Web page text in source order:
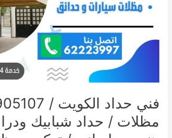
مظلات / حداد شبابيك
حداد
شبابيك
ودرابزين
/
و
/
تركيب
مظلات